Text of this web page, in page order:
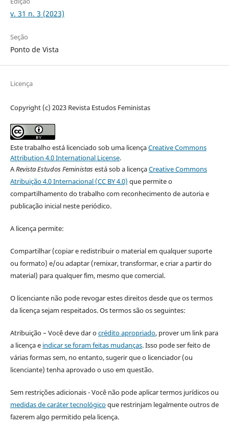
v. 31 n. 3 (2023)
Seção
Ponto de Vista
Licença
Copyright (c) 2023 Revista Estudos Feministas
Este trabalho está licenciado sob uma licençaCreative Commons
Attribution 4.0 International License.
ARevista Estudos Feministasestá sob a licençaCreative Commons
Atribuição 4.0 Internacional (CC BY 4.0) que permite o
compartilhamento do trabalho com reconhecimento de autoria e
publicação inicial neste periódico.
A licença permite:
Compartilhar (copiar e redistribuir o material em qualquer suporte
ou formato) e/ou adaptar (remixar, transformar, e criar a partir do
material) para qualquer fim, mesmo que comercial.
O licenciante não pode revogar estes direitos desde que os termos
da licença sejam respeitados. Os termos são os seguintes:
Atribuição – Você deve dar ocrédito apropriado, prover um link para
a licença e indicar se foram feitas mudanças. Isso pode ser feito de
várias formas sem, no entanto, sugerir que o licenciador (ou
licenciante) tenha aprovado o uso em questão.
Sem restrições adicionais - Você não pode aplicar termos jurídicos ou
medidas de caráter tecnológicoque restrinjam legalmente outros de
fazerem algo permitido pela licença.